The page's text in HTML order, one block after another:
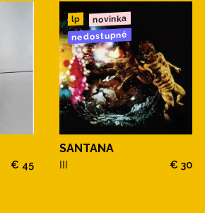
€ 45
lp novinka
nedostupné
SANTANA
III € 30